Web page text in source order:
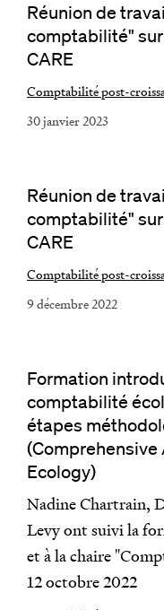
Réunion de
comptabilité"
CARE
Comptabilité post-
30 janvier 2023
Réunion de
comptabilité"
CARE
Comptabilité post-
9 décembre 2022
Formation
comptabilité
étapes
Ecology)
Nadine Chartrain,
Levy ont suivi la
et à la chaire
12 octobre 2022